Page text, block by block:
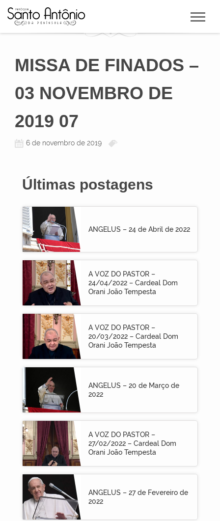
MISSA DE FINADOS –
03 NOVEMBRO DE
2019 07
6 de novembro de 2019
Últimas postagens
ANGELUS – 24 de Abril de 2022
A VOZ DO PASTOR –
24/04/2022 – Cardeal Dom
Orani João Tempesta
A VOZ DO PASTOR –
20/03/2022 – Cardeal Dom
Orani João Tempesta
ANGELUS – 20 de Março de
2022
A VOZ DO PASTOR –
27/02/2022 – Cardeal Dom
Orani João Tempesta
ANGELUS – 27 de Fevereiro de
2022